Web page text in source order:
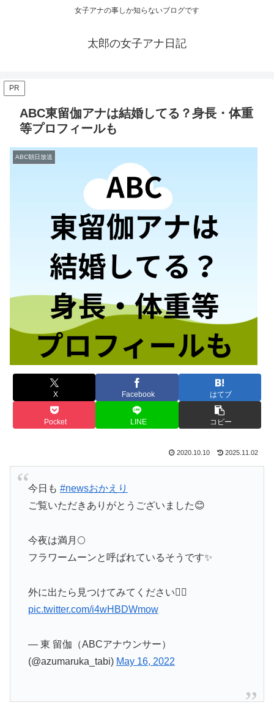
女子アナの事しか知らないブログです
太郎の女子アナ日記
PR
ABC東留伽アナは結婚してる？身長・体重
等プロフィールも
ABC朝日放送
X Facebook はてブ
Pocket LINE コピー
2020.10.10 2025.11.02
今日も #newsおかえり
ご覧いただきありがとうございました😊
今夜は満月🌕
フラワームーンと呼ばれているそうです✨
外に出たら見つけてみてください🚶‍♀️
pic.twitter.com/i4wHBDWmow
— 東 留伽（ABCアナウンサー）
(@azumaruka_tabi) May 16, 2022